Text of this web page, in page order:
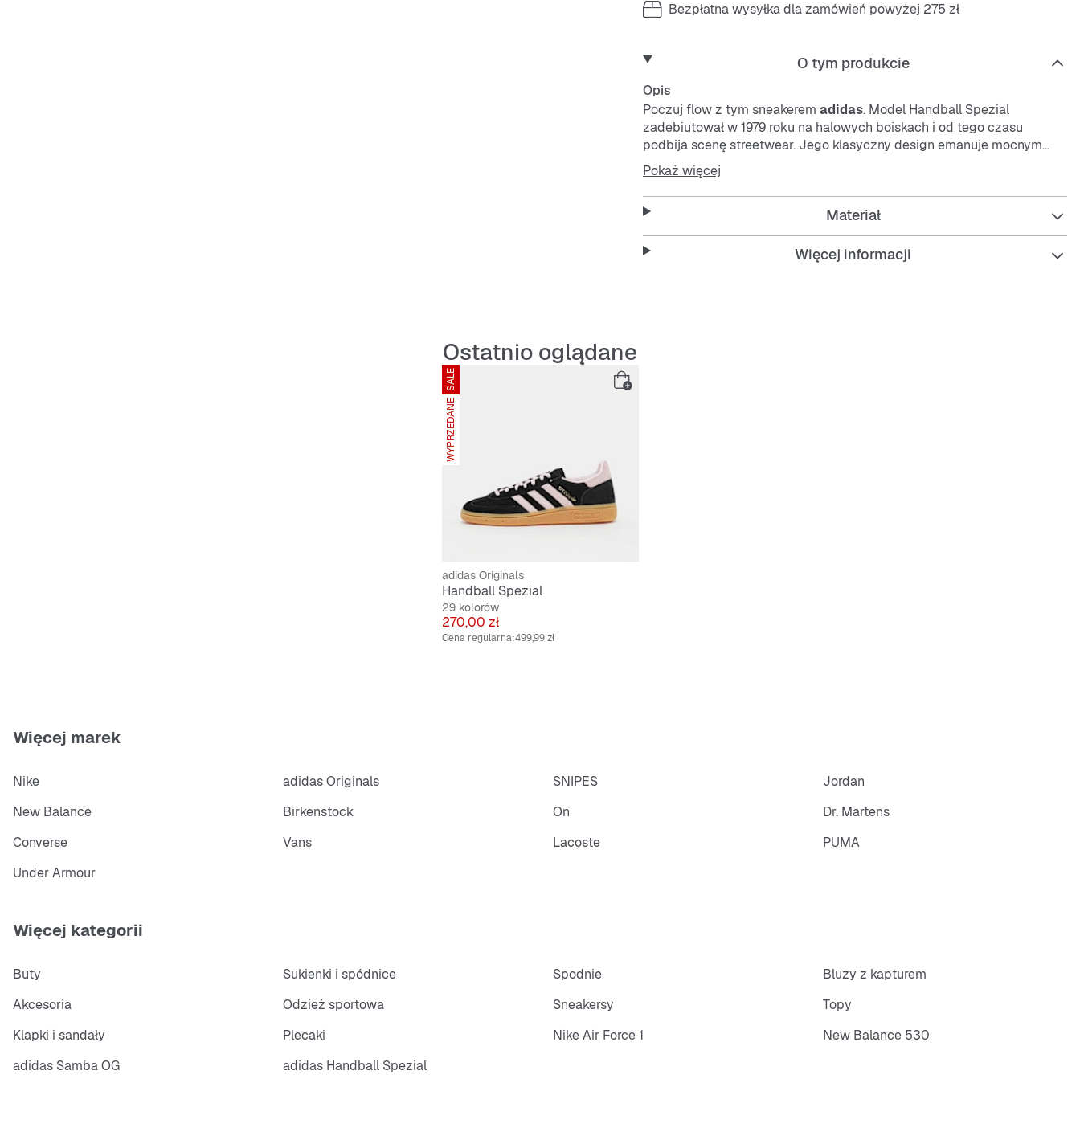
Bezpłatna wysyłka dla zamówień powyżej 275 zł
O tym produkcie
Opis
Poczuj flow z tym sneakerem adidas. Model Handball Spezial
zadebiutował w 1979 roku na halowych boiskach i od tego czasu
podbija scenę streetwear. Jego klasyczny design emanuje mocnym
retro klimatem. Teraz wraca w nowej odsłonie dla tych, którzy idą
własną drogą. Cholewka wykonana jest z wysokiej jakości zamszu, z 3
paskami z zamszu i innymi charakterystycznymi detalami
inspirowanymi archiwami
adidas Originals
zewnętrzna zapewnia trwałość i dobrą przyczepność.
Pokaż więcej
Materiał
Więcej informacji
Ostatnio oglądane
SALE
WYPRZEDANE
adidas Originals
Handball Spezial
29 kolorów
Cena
270,00 zł
Cena regularna:499,99 zł
Więcej marek
Nike adidas Originals SNIPES
Jordan
New Balance
Birkenstock On
Dr. Martens
Converse
Vans Lacoste
PUMA
Under Armour
Więcej kategorii
Buty Sukienki i spódnice Spodnie
Bluzy z kapturem
Akcesoria
Odzież sportowa Sneakersy
Topy
Klapki i sandały
Plecaki Nike Air Force 1
New Balance 530
adidas Samba OG
adidas Handball Spezial